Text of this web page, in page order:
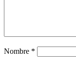
Nombre *